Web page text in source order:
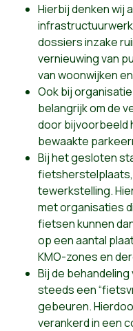
Hierbij denken wij
dossiers inzake
vernieuwing van
van woonwijken
Ook bij
belangrijk om de
door bijvoorbeeld
bewaakte
Bij het gesloten
fietsherstelplaats,
tewerkstelling.
met organisaties
fietsen kunnen
op een aantal
KMO-zones en
Bij de
steeds een
gebeuren.
verankerd in een